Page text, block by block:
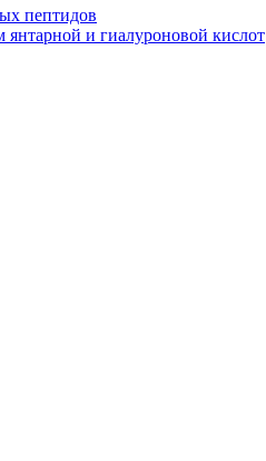
пептидов
и гиалуроновой кислот